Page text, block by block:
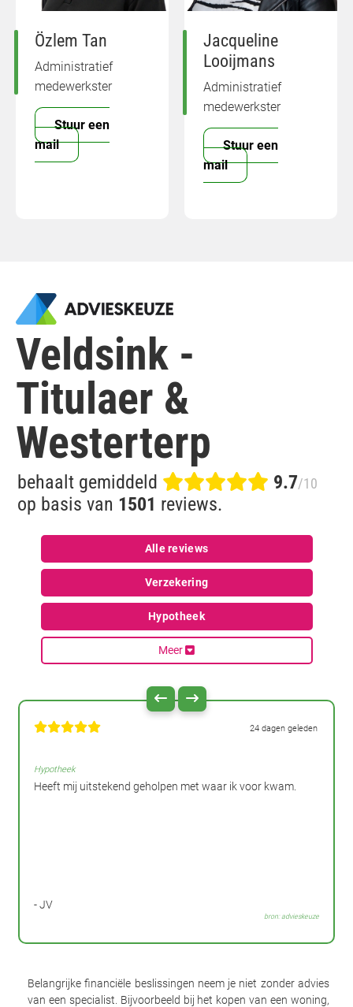
Özlem Tan
Administratief
medewerkster
Stuur een
mail
Jacqueline
Looijmans
Administratief
medewerkster
Stuur een
mail
Veldsink -
Titulaer &
Westerterp
behaalt gemiddeld 9.7/10
op basis van 1501 reviews.
Alle reviews
Verzekering
Hypotheek
Meer
24 dagen geleden
Hypotheek
Heeft mij uitstekend geholpen met waar ik voor kwam.
- JV
bron: advieskeuze
Belangrijke financiële beslissingen neem je niet zonder advies
van een specialist. Bijvoorbeeld bij het kopen van een woning,